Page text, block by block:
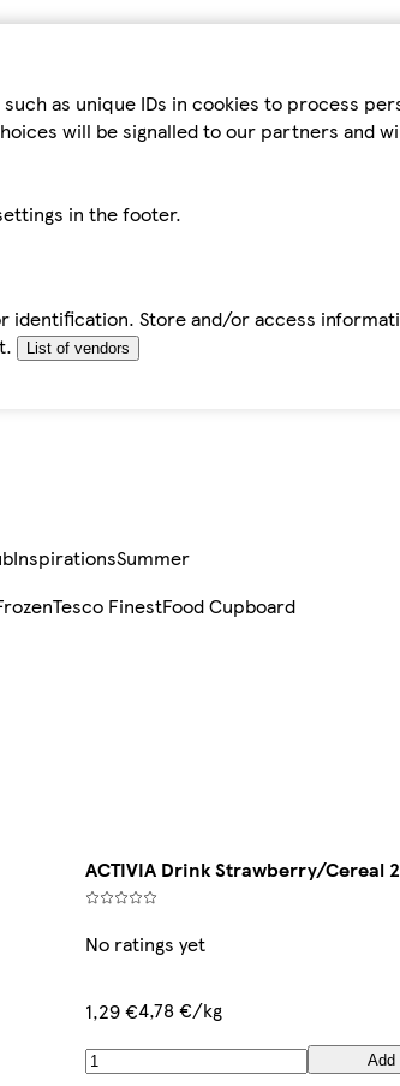
as unique IDs in cookies to process
will be signalled to our partners and
in the footer.
Store and/or access
List of vendors
InspirationsSummer
Tesco FinestFood Cupboard
ACTIVIA Drink Strawberry/Cereal
No ratings yet
1,29 €4,78 €/kg
Add